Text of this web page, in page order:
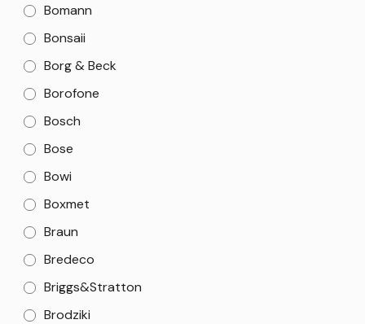
Bomann
Bonsaii
Borg & Beck
Borofone
Bosch
Bose
Bowi
Boxmet
Braun
Bredeco
Briggs&Stratton
Brodziki